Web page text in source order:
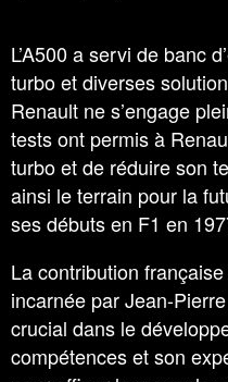
L’A500 a servi de banc
turbo et diverses
Renault ne s’engage
tests ont permis à
turbo et de réduire son
ainsi le terrain pour la
ses débuts en F1 en
La contribution
incarnée par Jean-
crucial dans le
compétences et son